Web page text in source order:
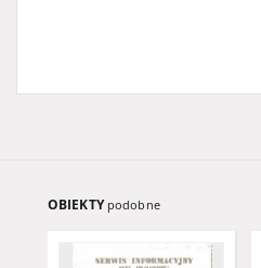
OBIEKTY podobne